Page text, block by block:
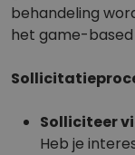
behandeling
het game-based
Solliciteer
Heb je